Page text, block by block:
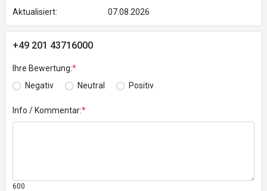
Aktualisiert:
07.08.2026
+49 201 43716000
Ihre Bewertung:*
Negativ
Neutral Positiv
Info / Kommentar:*
600